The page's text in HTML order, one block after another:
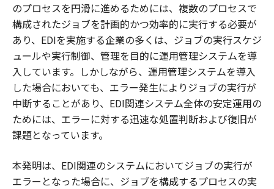
のプロセスを円滑に進めるためには、複数のプロセスで
構成されたジョブを計画的かつ効率的に実行する必要が
あり、EDIを実施する企業の多くは、ジョブの実行スケジ
ュールや実行制御、管理を目的に運用管理システムを導
入しています。しかしながら、運用管理システムを導入
した場合においても、エラー発生によりジョブの実行が
中断することがあり、EDI関連システム全体の安定運用の
ためには、エラーに対する迅速な処置判断および復旧が
課題となっています。
本発明は、EDI関連のシステムにおいてジョブの実行が
エラーとなった場合に、ジョブを構成するプロセスの実